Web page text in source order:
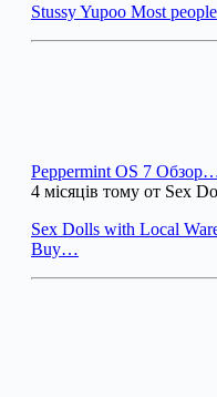
Stussy Yupoo Most
Peppermint OS 7
4 місяців тому от Sex
Sex Dolls with Local
Buy…